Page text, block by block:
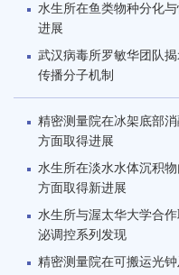
水生所在鱼类物种分化
进展
武汉病毒所罗敏华团队
传播分子机制
精密测量院在冰架底部
方面取得进展
水生所在淡水水体沉积
方面取得新进展
水生所与渥太华大学合
泌调控系列发现
精密测量院在可搬运光